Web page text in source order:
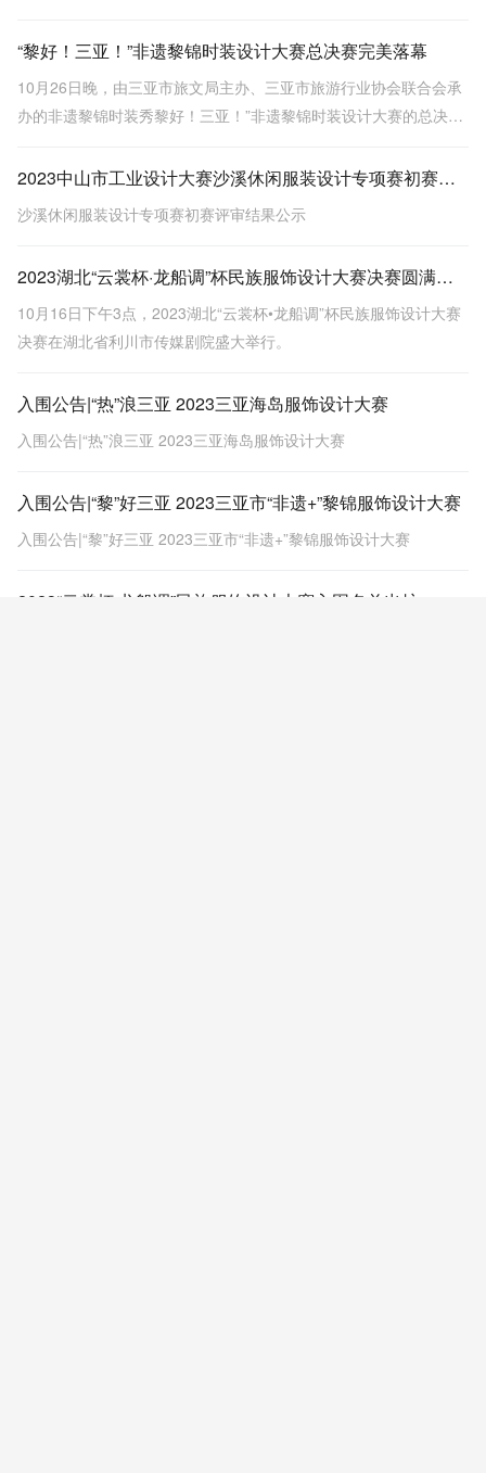
“黎好！三亚！”非遗黎锦时装设计大赛总决赛完美落幕
10月26日晚，由三亚市旅文局主办、三亚市旅游行业协会联合会承
办的非遗黎锦时装秀黎好！三亚！”非遗黎锦时装设计大赛的总决赛
2023中山市工业设计大赛沙溪休闲服装设计专项赛初赛评审结果公示
沙溪休闲服装设计专项赛初赛评审结果公示
2023湖北“云裳杯·龙船调”杯民族服饰设计大赛决赛圆满落幕
10月16日下午3点，2023湖北“云裳杯•龙船调”杯民族服饰设计大赛
决赛在湖北省利川市传媒剧院盛大举行。
入围公告|“热”浪三亚 2023三亚海岛服饰设计大赛
入围公告|“热”浪三亚 2023三亚海岛服饰设计大赛
入围公告|“黎”好三亚 2023三亚市“非遗+”黎锦服饰设计大赛
入围公告|“黎”好三亚 2023三亚市“非遗+”黎锦服饰设计大赛
2023“云裳杯·龙船调”民族服饰设计大赛入围名单出炉